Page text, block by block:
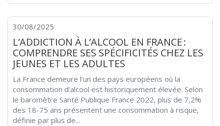
30/08/2025
L’ADDICTION À L’ALCOOL EN FRANCE :
COMPRENDRE SES SPÉCIFICITÉS CHEZ LES
JEUNES ET LES ADULTES
La France demeure l’un des pays européens où la
consommation d’alcool est historiquement élevée. Selon
le baromètre Santé Publique France 2022, plus de 7,2%
des 18-75 ans présentent une consommation à risque,
définie par plus de...